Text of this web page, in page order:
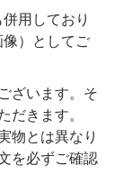
用しており
）としてご
ざいます。そ
だきます。
物とは異なり
を必ずご確認